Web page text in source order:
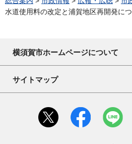
水道使用料の改定と浦賀地区再開発に
横須賀市ホームページについて
サイトマップ